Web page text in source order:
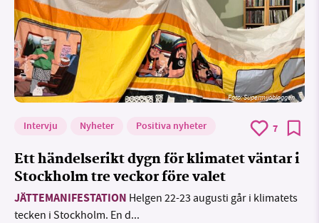
Foto: Supermijöbloggen
Intervju Nyheter Positiva nyheter 7
Ett händelserikt dygn för klimatet väntar i
Stockholm tre veckor före valet
JÄTTEMANIFESTATION Helgen 22-23 augusti går i klimatets
tecken i Stockholm. En d...